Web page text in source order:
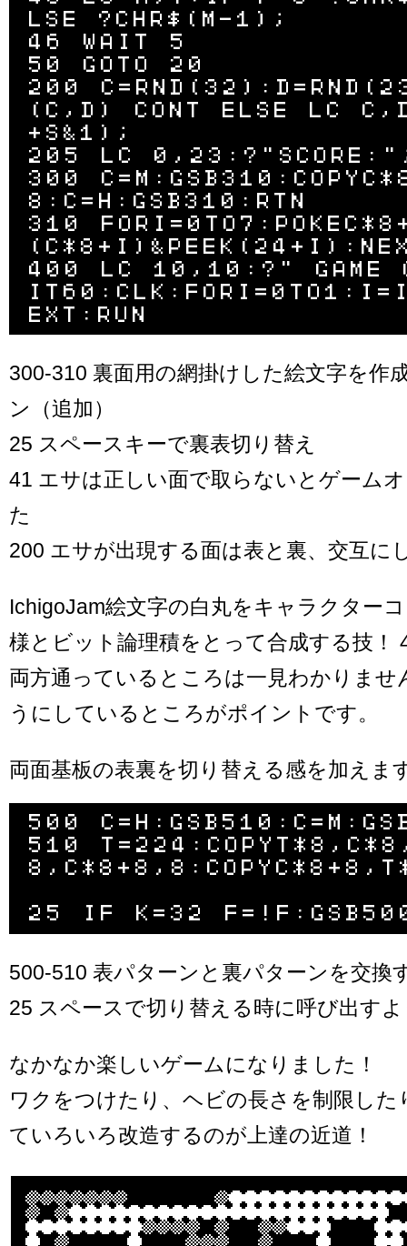
LSE ?CHR$(M-1);
46 WAIT 5
50 GOTO 20
200
(C,D) CONT ELSE LC
+S&1);
205 LC
300
8:C=H:GSB310:RTN
310
400 LC 10,10:?" GAME
300-310 裏面用の網掛けした絵文字を作
ン（追加）
25 スペースキーで裏表切り替え
41 エサは正しい面で取らないとゲーム
た
200 エサが出現する面は表と裏、交互に
IchigoJam絵文字の白丸をキャラクター
様とビット論理積をとって合成する技！
両方通っているところは一見わかりませ
うにしているところがポイントです。
両面基板の表裏を切り替える感を加えま
500
510
500-510 表パターンと裏パターンを交換
25 スペースで切り替える時に呼び出す
なかなか楽しいゲームになりました！
ワクをつけたり、ヘビの長さを制限した
ていろいろ改造するのが上達の近道！